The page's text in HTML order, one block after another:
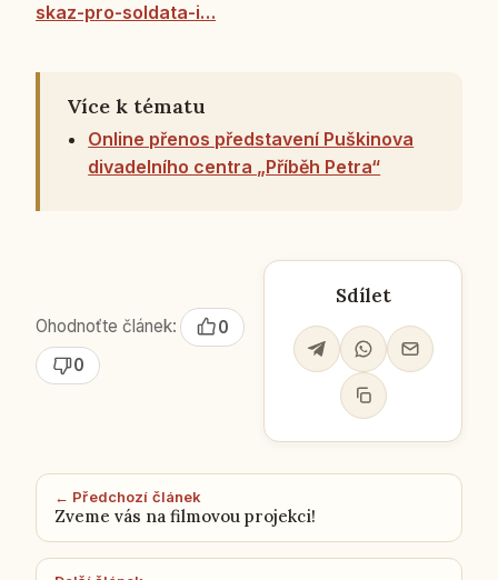
skaz-pro-sol­da­ta-i…
Více k tématu
Online přenos představení Puškinova
divadelního centra „Příběh Petra“
Ohodnoťte článek:
0
0
Sdílet
← Předchozí článek
Zveme vás na filmovou projekci!